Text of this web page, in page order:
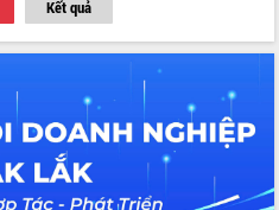
Kết quả